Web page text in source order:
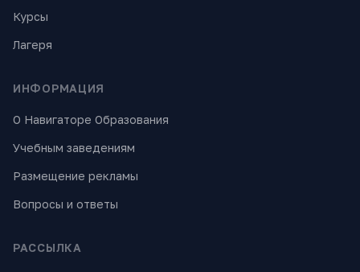
Курсы
Лагеря
ИНФОРМАЦИЯ
О Навигаторе Образования
Учебным заведениям
Размещение рекламы
Вопросы и ответы
РАССЫЛКА